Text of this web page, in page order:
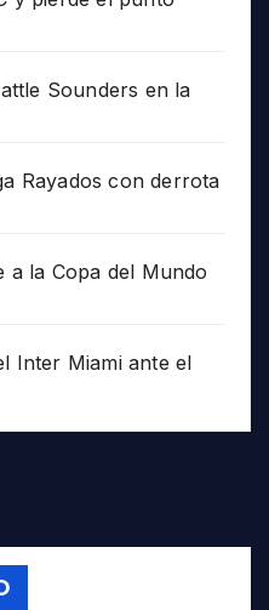
Sounders en la
Rayados con derrota
a la Copa del Mundo
Inter Miami ante el